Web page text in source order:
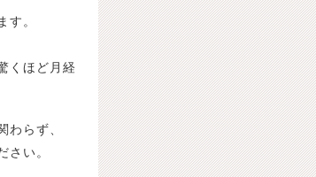
す。
くほど月経
わらず、
さい。